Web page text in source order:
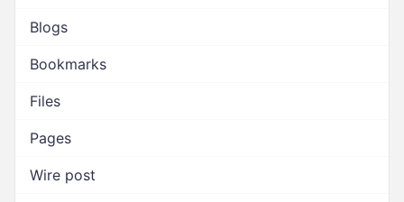
Blogs
Bookmarks
Files
Pages
Wire post